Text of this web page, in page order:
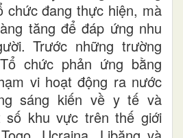
chức đang thực hiện, mà
tăng để đáp ứng nhu
Trước những trường
chức phản ứng bằng
vi hoạt động ra nước
sáng kiến về y tế và
số khu vực trên thế giới